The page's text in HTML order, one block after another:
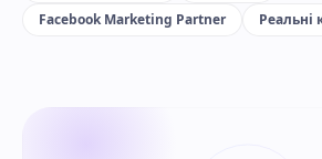
Facebook Marketing Partner
Реальні